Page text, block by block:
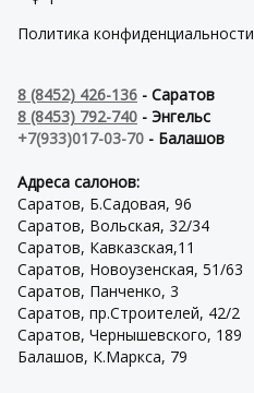
Политика конфиденциальности
8 (8452) 426-136 - Саратов
8 (8453) 792-740 - Энгельс
+7(933)017-03-70 - Балашов
Адреса салонов:
Саратов, Б.Садовая, 96
Саратов, Вольская, 32/34
Саратов, Кавказская,11
Саратов, Новоузенская, 51/63
Саратов, Панченко, 3
Саратов, пр.Строителей, 42/2
Саратов, Чернышевского, 189
Балашов, К.Маркса, 79